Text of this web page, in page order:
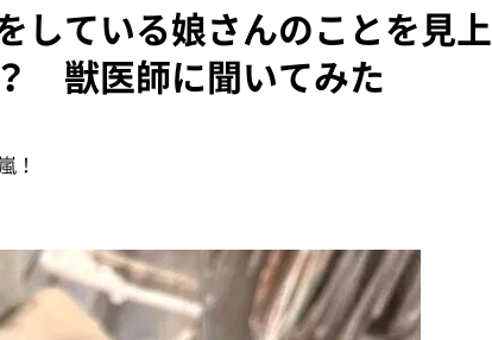
している娘さんのことを見上
獣医師に聞いてみた
！